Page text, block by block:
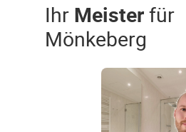
Ihr Meisterfür
Mönkeberg